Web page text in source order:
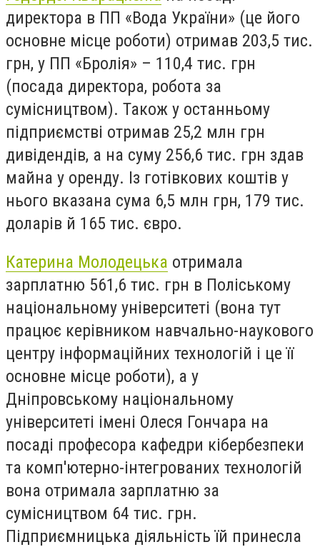
директора в ПП «Вода України» (це його
основне місце роботи) отримав 203,5 тис.
грн, у ПП «Бролія» – 110,4 тис. грн
(посада директора, робота за
сумісництвом). Також у останньому
підприємстві отримав 25,2 млн грн
дивідендів, а на суму 256,6 тис. грн здав
майна у оренду. Із готівкових коштів у
нього вказана сума 6,5 млн грн, 179 тис.
доларів й 165 тис. євро.
Катерина Молодецька отримала
зарплатню 561,6 тис. грн в Поліському
національному університеті (вона тут
працює керівником навчально-наукового
центру інформаційних технологій і це її
основне місце роботи), а у
Дніпровському національному
університеті імені Олеся Гончара на
посаді професора кафедри кібербезпеки
та комп'ютерно-інтегрованих технологій
вона отримала зарплатню за
сумісництвом 64 тис. грн.
Підприємницька діяльність їй принесла